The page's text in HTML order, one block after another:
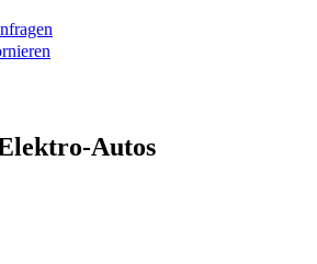
Autos